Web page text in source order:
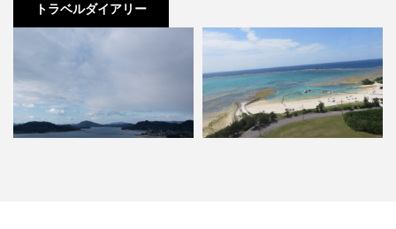
トラベルダイアリー